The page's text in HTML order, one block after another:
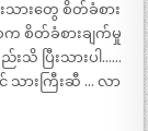
သားတွေ စိတ်ခံစား
က စိတ်ခံစားချက်မှု
သိ ပြီးသားပါ……
သားကြီးဆီ … လာ